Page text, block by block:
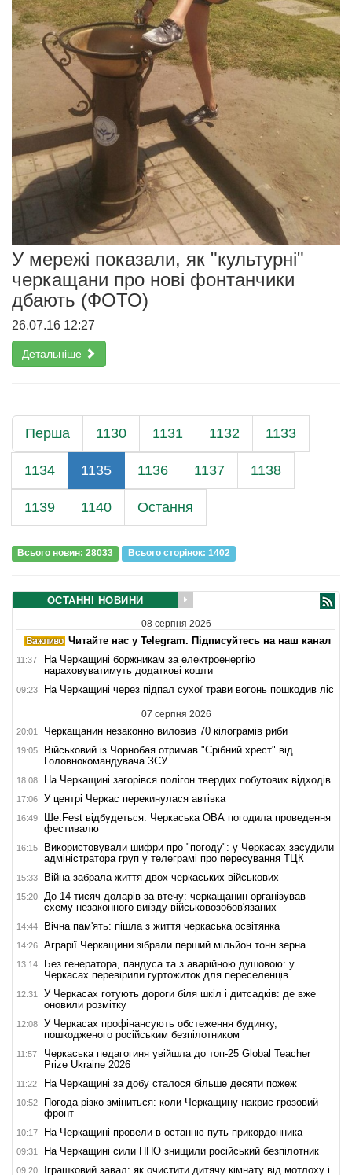
У мережі показали, як "культурні"
черкащани про нові фонтанчики
дбають (ФОТО)
26.07.16 12:27
Детальніше
Перша 1130 1131 1132 1133
1134 1135 1136 1137 1138
1139 1140 Остання
Всього новин: 28033 Всього сторiнок: 1402
ОСТАННІ НОВИНИ
08 серпня 2026
Читайте нас у Telegram. Підписуйтесь на наш канал
11:37
На Черкащині боржникам за електроенергію
нараховуватимуть додаткові кошти
09:23 На Черкащині через підпал сухої трави вогонь пошкодив ліс
07 серпня 2026
20:01 Черкащанин незаконно виловив 70 кілограмів риби
19:05
Військовий із Чорнобая отримав "Срібний хрест" від
Головнокомандувача ЗСУ
18:08 На Черкащині загорівся полігон твердих побутових відходів
17:06 У центрі Черкас перекинулася автівка
16:49
Ше.Fest відбудеться: Черкаська ОВА погодила проведення
фестивалю
16:15
Використовували шифри про "погоду": у Черкасах засудили
адміністратора груп у телеграмі про пересування ТЦК
15:33 Війна забрала життя двох черкаських військових
15:20
До 14 тисяч доларів за втечу: черкащанин організував
схему незаконного виїзду військовозобов'язаних
14:44 Вічна пам'ять: пішла з життя черкаська освітянка
14:26 Аграрії Черкащини зібрали перший мільйон тонн зерна
13:14
Без генератора, пандуса та з аварійною душовою: у
Черкасах перевірили гуртожиток для переселенців
12:31
У Черкасах готують дороги біля шкіл і дитсадків: де вже
оновили розмітку
12:08
У Черкасах профінансують обстеження будинку,
пошкодженого російським безпілотником
11:57
Черкаська педагогиня увійшла до топ-25 Global Teacher
Prize Ukraine 2026
11:22 На Черкащині за добу сталося більше десяти пожеж
10:52
Погода різко зміниться: коли Черкащину накриє грозовий
фронт
10:17 На Черкащині провели в останню путь прикордонника
09:31 На Черкащині сили ППО знищили російський безпілотник
09:20
Іграшковий завал: як очистити дитячу кімнату від мотлоху і